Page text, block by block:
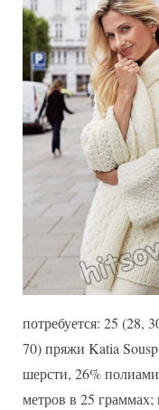
потребуется: 25 (28,
70) пряжи Katia
шерсти, 26%
метров в 25